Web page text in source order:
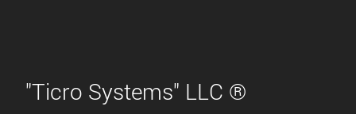
"Ticro Systems" LLC ®